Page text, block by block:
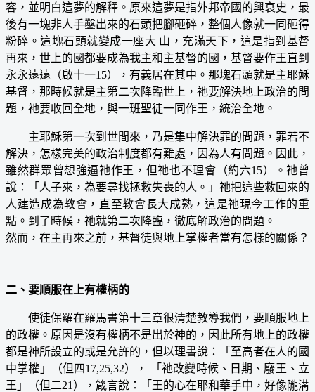
容，並明白這夢的解釋。原來這夢是指外邦帝國的興衰史，最
後有一塊非人手鑿出來的石頭把腳砸碎，整個人像就一同砸得
粉碎。這塊石頭就變成一座大 山，充滿天下，這是指到基督
再來，世上的國都要成為我主和主基督的國，基督要作王直到
永永遠遠（啟十一15），有義居在其中。那塊石頭就是主耶穌
基督，那時候就是主第二次降臨世上，祂要解決地上政治的問
題，祂要收回全地，與一班聖徒一同作王，統治全地。
主耶穌第一次到世間來，乃是集中解決罪的問題，罪若不
解決，怎樣完美的政治制度都有難處，因為人有問題。因此，
雖然群眾曾想強逼祂作王，但祂也不理會（約六15）。祂曾
說：「人子來，為要尋找拯救失喪的人。」祂把這些救回來的
人建造成為教會，直至教會長大成熟，這是祂現今工作的重
點。到了時候，祂就第二次降臨，徹底解政治的問題。
然而，在主再來之前，基督徒與地上掌權者當有怎樣的關係？
二、要順服在上有權柄的
使徒保羅在羅馬書第十三章很清楚教導我們，要順服地上
的政權。原因是沒有權柄不是出於神的，因此所有地上的政權
都是神所設立的或是允許的，但以理書說：「至高者在人的國
中掌權」（但四17,25,32）， 「祂改變時候、日期、廢王、立
王」（但二21），箴言說：「王的心在耶和華手中，好像隴溝